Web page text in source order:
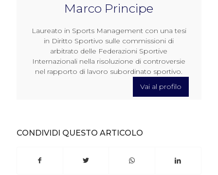
Marco Principe
Laureato in Sports Management con una tesi
in Diritto Sportivo sulle commissioni di
arbitrato delle Federazioni Sportive
Internazionali nella risoluzione di controversie
nel rapporto di lavoro subordinato sportivo.
Vai al profilo
CONDIVIDI QUESTO ARTICOLO